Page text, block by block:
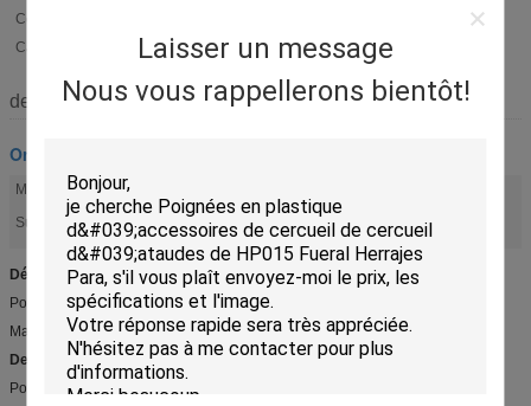
Laisser un message
Nous vous rappellerons bientôt!
Conditions de paiement:
Capacité d'approvisionnement:
50000PCS/MONTH
description de
Ornement en bois
Matériau:
Chêne
Surligner:
crucifix en bois,décoration de cercueil
Détail rapide :
Poignée en bois DW004 de cercueil
Matériel en bois solide avec la peinture
Description :
Poignée en bois DW004 de cercueil